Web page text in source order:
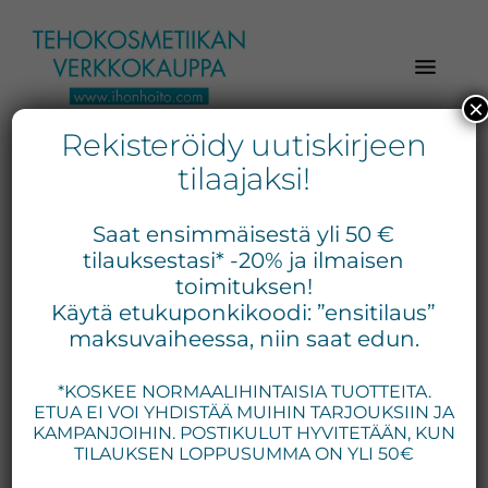
pääsisältöön
ensisijaiseen
sivupalkkiin
alatunnisteeseen
Ihonhoito.com
Kosmetiikan
verkkokauppa
Tilaa
tänään
Verkkokaupasta
tuotteet:
Exuviance,
Medik8,
Priori,
Bion,
Gernétic,
Rekisteröidy uutiskirjeen
tilaajaksi!
Saat ensimmäisestä yli 50 €
tilauksestasi* -20% ja ilmaisen
toimituksen!
Käytä etukuponkikoodi: ”ensitilaus”
maksuvaiheessa, niin saat edun.
*KOSKEE NORMAALIHINTAISIA TUOTTEITA.
ETUA EI VOI YHDISTÄÄ MUIHIN TARJOUKSIIN JA
KAMPANJOIHIN. POSTIKULUT HYVITETÄÄN, KUN
TILAUKSEN LOPPUSUMMA ON YLI 50€
×